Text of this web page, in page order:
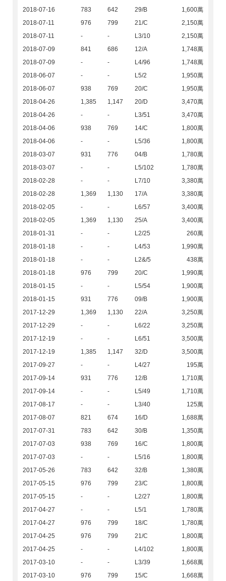
2018-07-16
783 642 29/B
1,600萬
2018-07-11
976 799 21/C
2,150萬
2018-07-11
- - L3/10
2,150萬
2018-07-09
841 686 12/A
1,748萬
2018-07-09
- - L4/96
1,748萬
2018-06-07
- - L5/2
1,950萬
2018-06-07
938 769 20/C
1,950萬
2018-04-26
1,385 1,147 20/D
3,470萬
2018-04-26
- - L3/51
3,470萬
2018-04-06
938 769 14/C
1,800萬
2018-04-06
- - L5/36
1,800萬
2018-03-07
931 776 04/B
1,780萬
2018-03-07
- - L5/102
1,780萬
2018-02-28
- - L7/10
3,380萬
2018-02-28
1,369 1,130 17/A
3,380萬
2018-02-05
- - L6/57
3,400萬
2018-02-05
1,369 1,130 25/A
3,400萬
2018-01-31
- - L2/25
260萬
2018-01-18
- - L4/53
1,990萬
2018-01-18
- - L2&/5
438萬
2018-01-18
976 799 20/C
1,990萬
2018-01-15
- - L5/54
1,900萬
2018-01-15
931 776 09/B
1,900萬
2017-12-29
1,369 1,130 22/A
3,250萬
2017-12-29
- - L6/22
3,250萬
2017-12-19
- - L6/51
3,500萬
2017-12-19
1,385 1,147 32/D
3,500萬
2017-09-27
- - L4/27
195萬
2017-09-14
931 776 12/B
1,710萬
2017-09-14
- - L5/49
1,710萬
2017-08-17
- - L3/40
125萬
2017-08-07
821 674 16/D
1,688萬
2017-07-31
783 642 30/B
1,350萬
2017-07-03
938 769 16/C
1,800萬
2017-07-03
- - L5/16
1,800萬
2017-05-26
783 642 32/B
1,380萬
2017-05-15
976 799 23/C
1,800萬
2017-05-15
- - L2/27
1,800萬
2017-04-27
- - L5/1
1,780萬
2017-04-27
976 799 18/C
1,780萬
2017-04-25
976 799 21/C
1,800萬
2017-04-25
- - L4/102
1,800萬
2017-03-10
- - L3/39
1,668萬
2017-03-10
976 799 15/C 1,668萬